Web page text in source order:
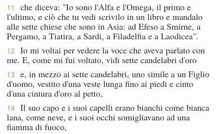
11
che diceva: "Io sono l'Alfa e l'Omega, il primo e
l'ultimo, e ciò che tu vedi scrivilo in un libro e mandalo
alle sette chiese che sono in Asia: ad Efeso a Smirne, a
Pergamo, a Tiatira, a Sardi, a Filadelfia e a Laodicea".
12
Io mi voltai per vedere la voce che aveva parlato con
me. E, come mi fui voltato, vidi sette candelabri d'oro
13
e, in mezzo ai sette candelabri, uno simile a un Figlio
d'uomo, vestito d'una veste lunga fino ai piedi e cinto
d'una cintura d'oro al petto,
14
Il suo capo e i suoi capelli erano bianchi come bianca
lana, come neve, e i suoi occhi somigliavano ad una
fiamma di fuoco,